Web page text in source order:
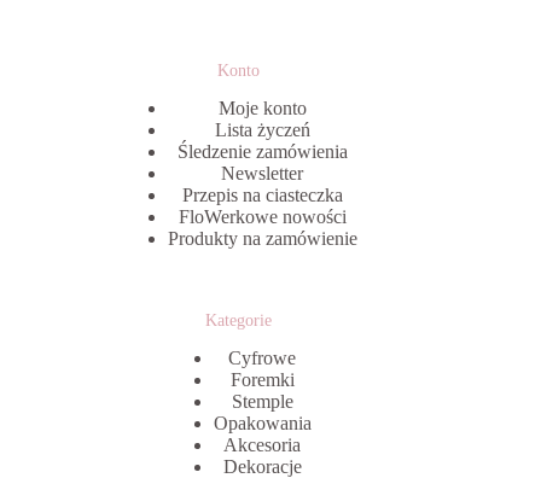
Konto
Moje konto
Lista życzeń
Śledzenie zamówienia
Newsletter
Przepis na ciasteczka
FloWerkowe nowości
Produkty na zamówienie
Kategorie
Cyfrowe
Foremki
Stemple
Opakowania
Akcesoria
Dekoracje